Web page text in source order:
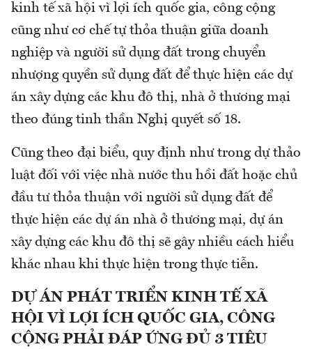
kinh tế xã hội vì lợi ích quốc gia, công cộng
cũng như cơ chế tự thỏa thuận giữa doanh
nghiệp và người sử dụng đất trong chuyển
nhượng quyền sử dụng đất để thực hiện các dự
án xây dựng các khu đô thị, nhà ở thương mại
theo đúng tinh thần Nghị quyết số 18.
Cũng theo đại biểu, quy định như trong dự thảo
luật đối với việc nhà nước thu hồi đất hoặc chủ
đầu tư thỏa thuận với người sử dụng đất để
thực hiện các dự án nhà ở thương mại, dự án
xây dựng các khu đô thị sẽ gây nhiều cách hiểu
khác nhau khi thực hiện trong thực tiễn.
DỰ ÁN PHÁT TRIỂN KINH TẾ XÃ
HỘI VÌ LỢI ÍCH QUỐC GIA, CÔNG
CỘNG PHẢI ĐÁP ỨNG ĐỦ 3 TIÊU